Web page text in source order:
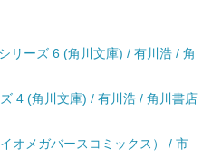
リーズ 6 (角川文庫) / 有川浩 / 角
4 (角川文庫) / 有川浩 / 角川書店
オメガバースコミックス） / 市